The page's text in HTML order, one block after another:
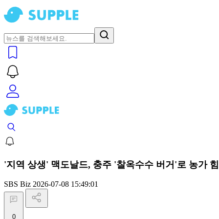
'지역 상생' 맥도날드, 충주 '찰옥수수 버거'로 농가
SBS Biz 2026-07-08 15:49:01
0